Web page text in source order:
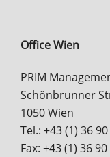
Office Wien
PRIM
Schönbrunner
1050 Wien
Tel.: +43 (1) 36
Fax: +43 (1) 36